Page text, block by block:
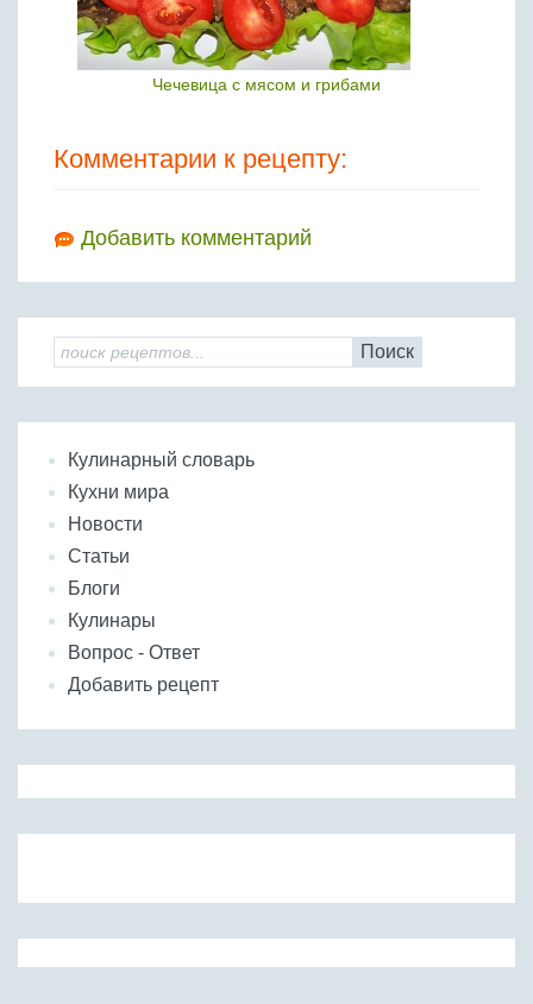
Чечевица с мясом и грибами
Комментарии к рецепту:
Добавить комментарий
Поиск
Кулинарный словарь
Кухни мира
Новости
Статьи
Блоги
Кулинары
Вопрос - Ответ
Добавить рецепт